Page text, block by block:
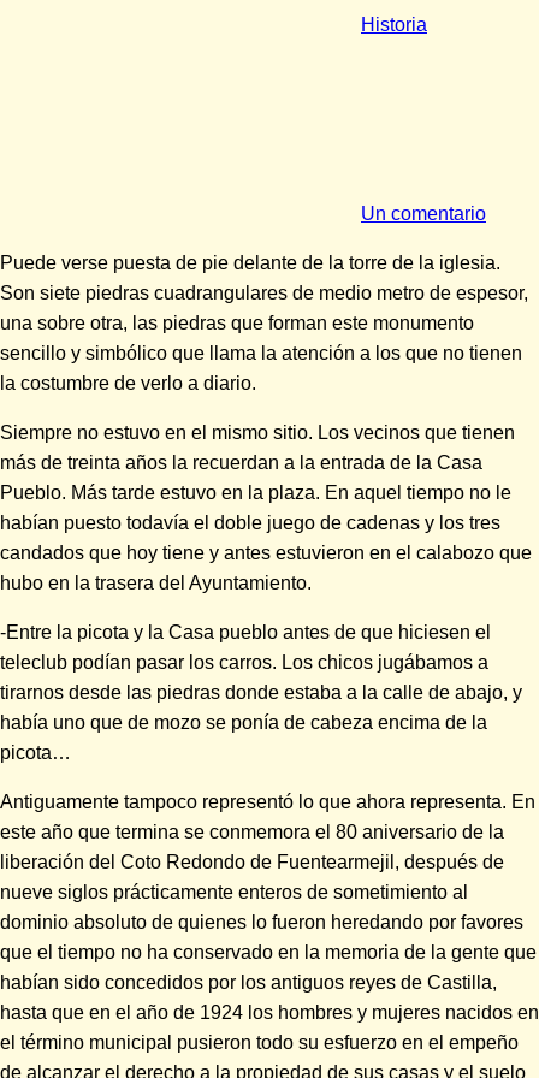
Historia
Un comentario
Puede verse puesta de pie delante de la torre de la iglesia.
Son siete piedras cuadrangulares de medio metro de espesor,
una sobre otra, las piedras que forman este monumento
sencillo y simbólico que llama la atención a los que no tienen
la costumbre de verlo a diario.
Siempre no estuvo en el mismo sitio. Los vecinos que tienen
más de treinta años la recuerdan a la entrada de la Casa
Pueblo. Más tarde estuvo en la plaza. En aquel tiempo no le
habían puesto todavía el doble juego de cadenas y los tres
candados que hoy tiene y antes estuvieron en el calabozo que
hubo en la trasera del Ayuntamiento.
-Entre la picota y la Casa pueblo antes de que hiciesen el
teleclub podían pasar los carros. Los chicos jugábamos a
tirarnos desde las piedras donde estaba a la calle de abajo, y
había uno que de mozo se ponía de cabeza encima de la
picota…
Antiguamente tampoco representó lo que ahora representa. En
este año que termina se conmemora el 80 aniversario de la
liberación del Coto Redondo de Fuentearmejil, después de
nueve siglos prácticamente enteros de sometimiento al
dominio absoluto de quienes lo fueron heredando por favores
que el tiempo no ha conservado en la memoria de la gente que
habían sido concedidos por los antiguos reyes de Castilla,
hasta que en el año de 1924 los hombres y mujeres nacidos en
el término municipal pusieron todo su esfuerzo en el empeño
de alcanzar el derecho a la propiedad de sus casas y el suelo